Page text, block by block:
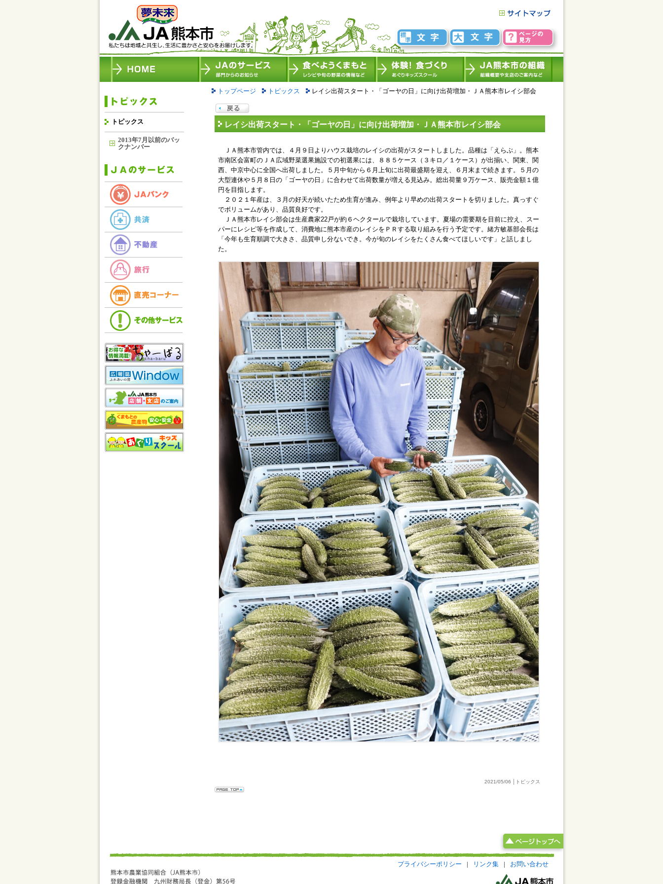
トピックス
2013年7月以前のバッ
クナンバー
トップページ トピックス レイシ出荷スタート・「ゴーヤの日」に向け出荷増加・ＪＡ熊本市レイシ部会
レイシ出荷スタート・「ゴーヤの日」に向け出荷増加・ＪＡ熊本市レイシ部会
ＪＡ熊本市管内では、４月９日よりハウス栽培のレイシの出荷がスタートしました。品種は「えらぶ」。熊本
市南区会富町のＪＡ広域野菜選果施設での初選果には、８８５ケース（３キロ／１ケース）が出揃い、関東、関
西、中京中心に全国へ出荷しました。５月中旬から６月上旬に出荷最盛期を迎え、６月末まで続きます。５月の
大型連休や５月８日の「ゴーヤの日」に合わせて出荷数量が増える見込み。総出荷量９万ケース、販売金額１億
円を目指します。
２０２１年産は、３月の好天が続いたため生育が進み、例年より早めの出荷スタートを切りました。真っすぐ
でボリュームがあり、品質良好です。
ＪＡ熊本市レイシ部会は生産農家22戸が約６ヘクタールで栽培しています。夏場の需要期を目前に控え、スー
パーにレシピ等を作成して、消費地に熊本市産のレイシをＰＲする取り組みを行う予定です。緒方敏基部会長は
「今年も生育順調で大きさ、品質申し分ないでき。今が旬のレイシをたくさん食べてほしいです」と話しまし
た。
2021/05/06 │トピックス
お問い合わせ
リンク集 |
プライバシーポリシー |